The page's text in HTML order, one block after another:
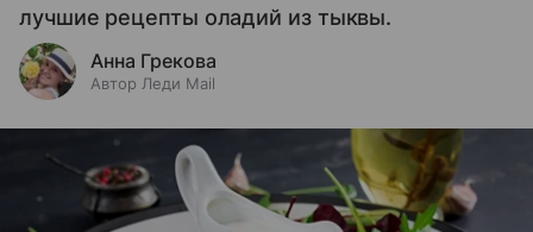
лучшие рецепты оладий из тыквы.
Анна Грекова
Автор Леди Mail